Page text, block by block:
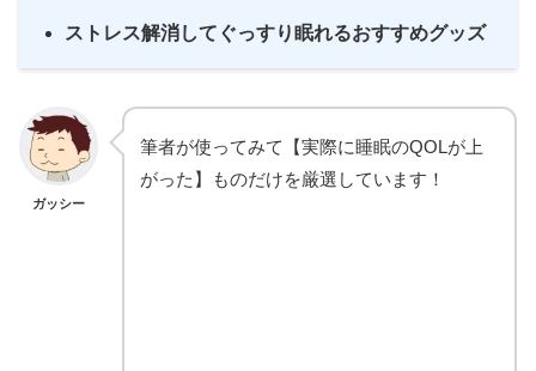
ストレス解消してぐっすり眠れるおすすめグッズ
ガッシー
筆者が使ってみて【実際に睡眠のQOLが上
がった】ものだけを厳選しています！